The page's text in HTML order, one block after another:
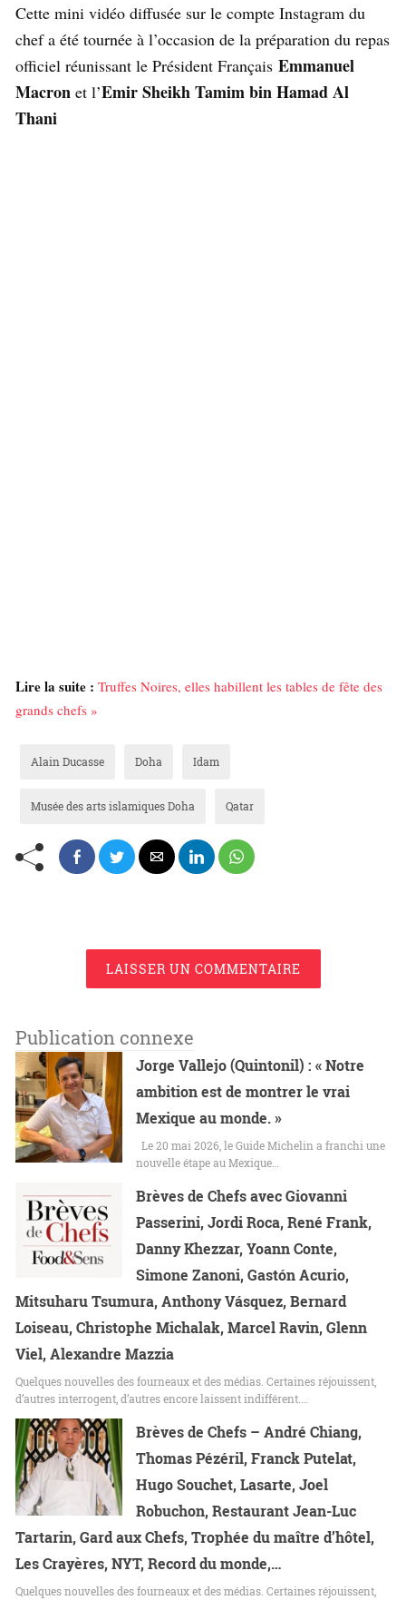
Cette mini vidéo diffusée sur le compte Instagram du
chef a été tournée à l’occasion de la préparation du repas
officiel réunissant le Président Français Emmanuel
Macron et l’Emir Sheikh Tamim bin Hamad Al
Thani
Lire la suite : Truffes Noires, elles habillent les tables de fête des
grands chefs »
Alain Ducasse Doha Idam
Musée des arts islamiques Doha Qatar
LAISSER UN COMMENTAIRE
Publication connexe
Jorge Vallejo (Quintonil) : « Notre
ambition est de montrer le vrai
Mexique au monde. »
Le 20 mai 2026, le Guide Michelin a franchi une
nouvelle étape au Mexique…
Brèves de Chefs avec Giovanni
Passerini, Jordi Roca, René Frank,
Danny Khezzar, Yoann Conte,
Simone Zanoni, Gastón Acurio,
Mitsuharu Tsumura, Anthony Vásquez, Bernard
Loiseau, Christophe Michalak, Marcel Ravin, Glenn
Viel, Alexandre Mazzia
Quelques nouvelles des fourneaux et des médias. Certaines réjouissent,
d’autres interrogent, d’autres encore laissent indifférent.…
Brèves de Chefs – André Chiang,
Thomas Pézéril, Franck Putelat,
Hugo Souchet, Lasarte, Joel
Robuchon, Restaurant Jean-Luc
Tartarin, Gard aux Chefs, Trophée du maître d’hôtel,
Les Crayères, NYT, Record du monde,…
Quelques nouvelles des fourneaux et des médias. Certaines réjouissent,